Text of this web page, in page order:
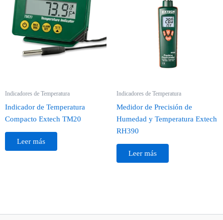
Indicadores de Temperatura
Indicador de Temperatura
Compacto Extech TM20
Leer más
Indicadores de Temperatura
Medidor de Precisión de
Humedad y Temperatura Extech
RH390
Leer más